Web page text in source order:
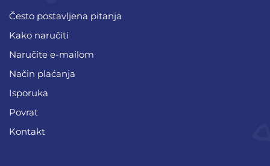
Često postavljena pitanja
Kako naručiti
Naručite e-mailom
Način plaćanja
Isporuka
Povrat
Kontakt